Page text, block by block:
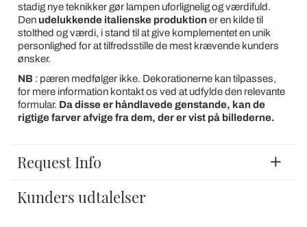
stadig nye teknikker gør lampen uforlignelig og værdifuld.
Den udelukkende italienske produktion er en kilde til
stolthed og værdi, i stand til at give komplementet en unik
personlighed for at tilfredsstille de mest krævende kunders
ønsker.
NB: pæren medfølger ikke. Dekorationerne kan tilpasses,
for mere information kontakt os ved at udfylde den relevante
formular. Da disse er håndlavede genstande, kan de
rigtige farver afvige fra dem, der er vist på billederne.
Request Info
Kunders udtalelser